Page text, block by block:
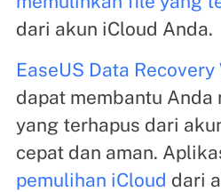
dari akun iCloud Anda.
EaseUS Data
dapat membantu
yang terhapus dari
cepat dan aman.
pemulihan iCloud dari